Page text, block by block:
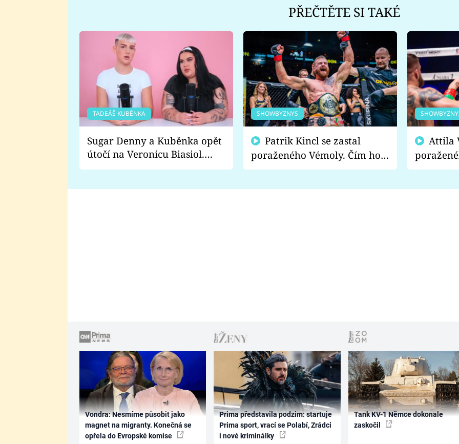
PŘEČTĚTE SI TAKÉ
TADEÁŠ KUBĚNKA
Sugar Denny a Kuběnka opět
útočí na Veronicu Biasiol.
Proč je podle nich falešná a
SHOWBYZNYS
poraženého Vémoly. Čím ho
fanoušci naštvali?
chce
Vondra: Nesmíme působit jako
magnet na migranty. Konečná se
opřela do Evropské komise
Prima představila podzim: startuje
Prima sport, vrací se Polabí, Zrádci
i nové kriminálky
Tank KV-1 Němce dokonale
zaskočil